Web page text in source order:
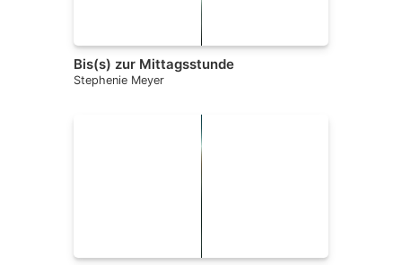
Bis(s) zur Mittagsstunde
Stephenie Meyer